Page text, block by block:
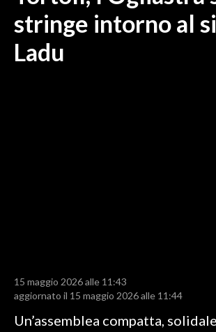
POLITICA
ECONOMIA
BASKET
stringe intorno al
Ladu
15 maggio 2026 alle 11:43
aggiornato il 15 maggio 2026 alle 11:44
Un’assemblea compatta,